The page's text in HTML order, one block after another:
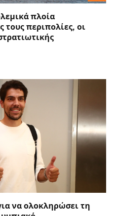
πλοία
τους περιπολίες, οι
να ολοκληρώσει τη